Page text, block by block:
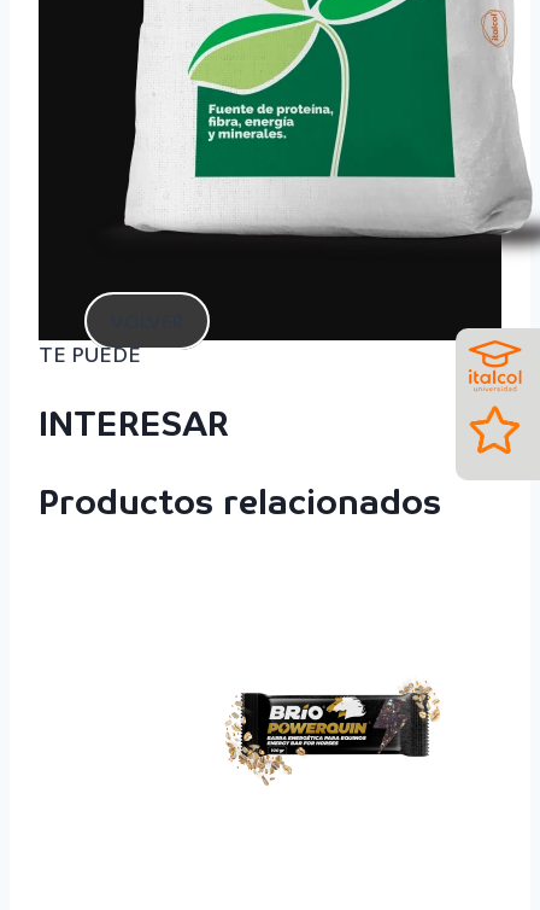
TE PUEDE
INTERESAR
Productos relacionados